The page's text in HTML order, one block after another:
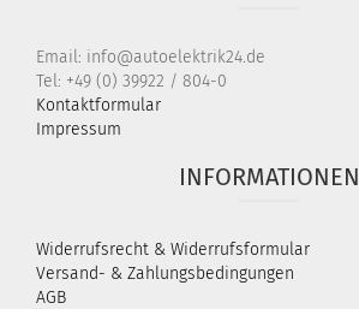
Email: info@autoelektrik24.de
Tel: +49 (0) 39922 / 804-0
Kontaktformular
Impressum
INFORMATIONEN
Widerrufsrecht & Widerrufsformular
Versand- & Zahlungsbedingungen
AGB